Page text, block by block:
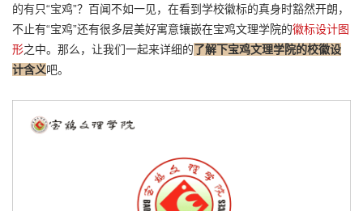
的有只“宝鸡”？百闻不如一见，在看到学校徽标的真身时豁然开朗，
不止有“宝鸡”还有很多层美好寓意镶嵌在宝鸡文理学院的徽标设计图
形之中。那么，让我们一起来详细的了解下宝鸡文理学院的校徽设
计含义吧。